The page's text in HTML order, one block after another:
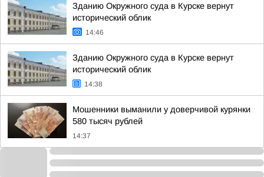
Зданию Окружного суда в Курске вернут
исторический облик
14:46
Зданию Окружного суда в Курске вернут
исторический облик
14:38
Мошенники выманили у доверчивой курянки
580 тысяч рублей
14:37